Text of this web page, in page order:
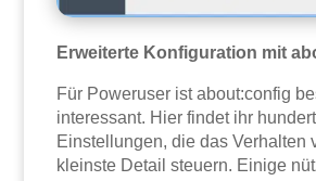
Erweiterte Konfiguration mit
Für Poweruser ist about:config
interessant. Hier findet ihr
Einstellungen, die das Verhalten
kleinste Detail steuern. Einige